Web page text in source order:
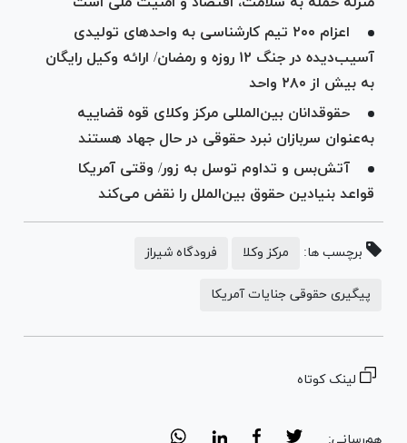
اعزام ۲۰۰ تیم کارشناسی به واحد‌های تولیدی
آسیب‌دیده در جنگ ۱۲ روزه و رمضان/ ارائه وکیل رایگان
به بیش از ۲۸۰ واحد
حقوقدانان بین‌المللی مرکز وکلای قوه قضاییه
به‌عنوان سربازان نبرد حقوقی در حال جهاد هستند
آتش‌بس و تداوم توسل به زور/ وقتی آمریکا
قواعد بنیادین حقوق بین‌الملل را نقض می‌کند
برچسب ها: مرکز وکلا فرودگاه شیراز
پیگیری حقوقی جنایات آمریکا
لینک کوتاه
هم‌رسانی: